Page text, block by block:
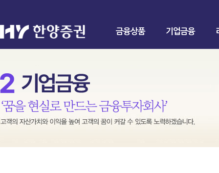
금융상품 기업금융